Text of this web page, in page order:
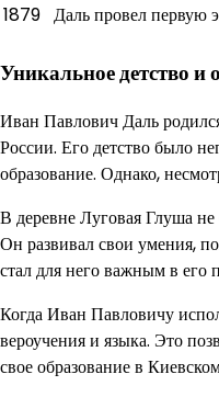
1879 Даль провел первую
Уникальное детство и
Иван Павлович Даль
России. Его детство было
образование. Однако,
В деревне Луговая Глуша
Он развивал свои умения,
стал для него важным в его
Когда Иван Павловичу
вероучения и языка. Это
свое образование в